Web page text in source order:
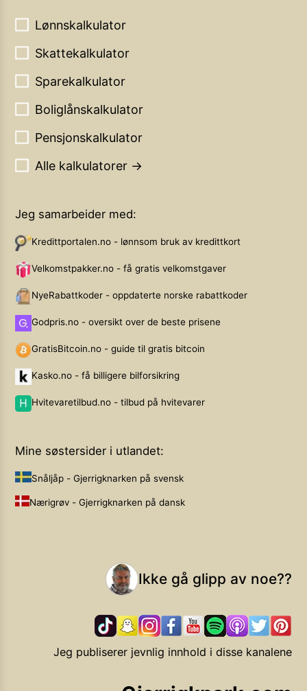
Lønnskalkulator
Skattekalkulator
Sparekalkulator
Boliglånskalkulator
Pensjonskalkulator
Alle kalkulatorer →
Jeg samarbeider med:
Kredittportalen.no - lønnsom bruk av kredittkort
Velkomstpakker.no - få gratis velkomstgaver
NyeRabattkoder - oppdaterte norske rabattkoder
Godpris.no - oversikt over de beste prisene
GratisBitcoin.no - guide til gratis bitcoin
Kasko.no - få billigere bilforsikring
Hvitevaretilbud.no - tilbud på hvitevarer
Mine søstersider i utlandet:
Snåljåp - Gjerrigknarken på svensk
Nærigrøv - Gjerrigknarken på dansk
Ikke gå glipp av noe??
Jeg publiserer jevnlig innhold i disse kanalene